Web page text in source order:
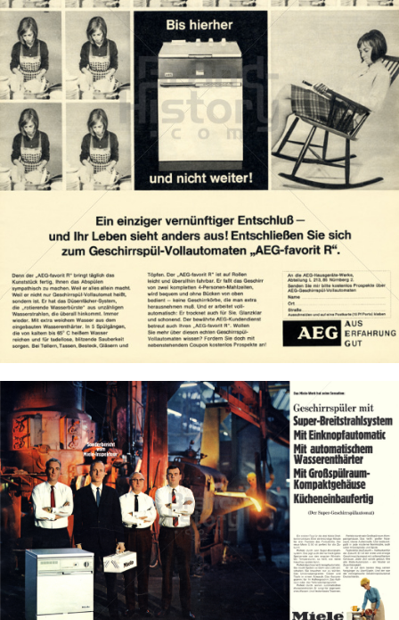
AEG - Electrolux Hausgeräte
Electrolux Hausgeräte GmbH - Markenvertrieb AEG
1966
Bild-ID: 15472
Miele Miele & Cie. KG 1967